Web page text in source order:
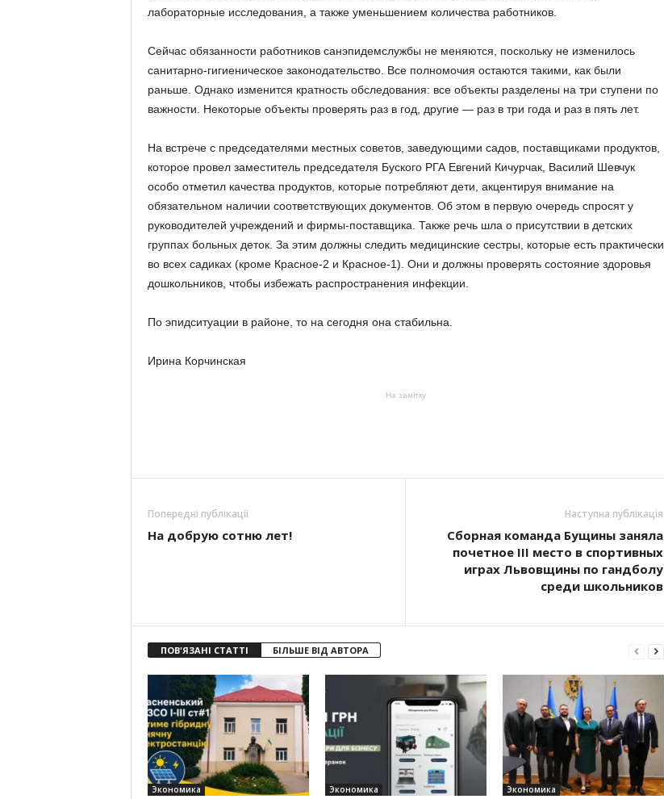
лабораторные исследования, а также уменьшением количества работников.
Сейчас обязанности работников санэпидемслужбы не меняются, поскольку не изменилось
санитарно-гигиеническое законодательство. Все полномочия остаются такими, как были
раньше. Однако изменится кратность обследования: все объекты разделены на три ступени по
важности. Некоторые объекты проверять раз в год, другие — раз в три года и раз в пять лет.
На встрече с председателями местных советов, заведующими садов, поставщиками продуктов,
которое провел заместитель председателя Буского РГА Евгений Кичурчак, Василий Шевчук
особо отметил качества продуктов, которые потребляют дети, акцентируя внимание на
обязательном наличии соответствующих документов. Об этом в первую очередь спросят у
руководителей учреждений и фирмы-поставщика. Также речь шла о присутствии в детских
группах больных деток. За этим должны следить медицинские сестры, которые есть практически
во всех садиках (кроме Красное-2 и Красное-1). Они и должны проверять состояние здоровья
дошкольников, чтобы избежать распространения инфекции.
По эпидситуации в районе, то на сегодня она стабильна.
Ирина Корчинская
На замітку
Попередні публікації
На добрую сотню лет!
Наступна публікація
Сборная команда Бущины заняла
почетное III место в спортивных
играх Львовщины по гандболу
среди школьников
ПОВ'ЯЗАНІ СТАТТІ БІЛЬШЕ ВІД АВТОРА
Экономика Экономика Экономика